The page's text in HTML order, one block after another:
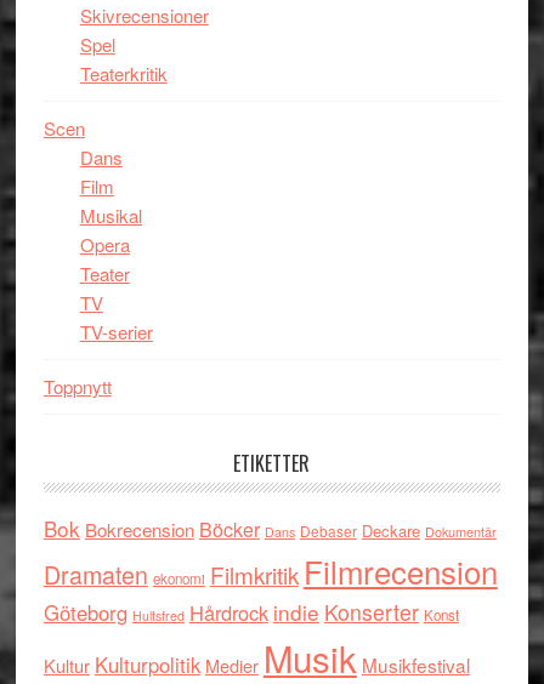
Skivrecensioner
Spel
Teaterkritik
Scen
Dans
Film
Musikal
Opera
Teater
TV
TV-serier
Toppnytt
ETIKETTER
Bok Bokrecension Böcker Dans Debaser Deckare Dokumentär
Dramaten ekonomi Filmkritik Filmrecension
Göteborg Hultsfred Hårdrock indie Konserter Konst
Kultur Kulturpolitik Medier Musik Musikfestival